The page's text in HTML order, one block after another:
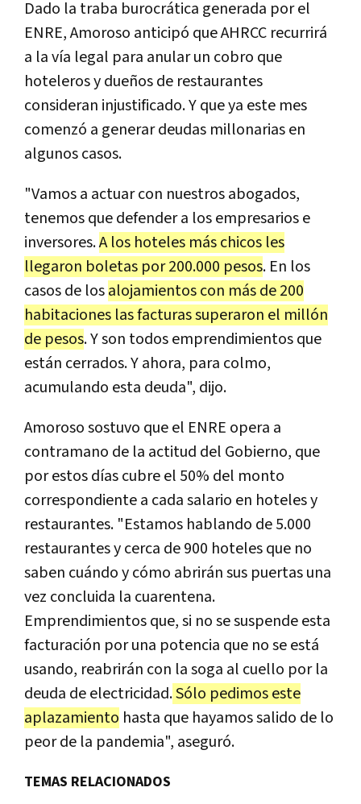
Dado la traba burocrática generada por el
ENRE, Amoroso anticipó que AHRCC recurrirá
a la vía legal para anular un cobro que
hoteleros y dueños de restaurantes
consideran injustificado. Y que ya este mes
comenzó a generar deudas millonarias en
algunos casos.
"Vamos a actuar con nuestros abogados,
tenemos que defender a los empresarios e
inversores.A los hoteles más chicos les
llegaron boletas por 200.000 pesos. En los
casos de losalojamientos con más de 200
habitaciones las facturas superaron el millón
de pesos. Y son todos emprendimientos que
están cerrados. Y ahora, para colmo,
acumulando esta deuda", dijo.
Amoroso sostuvo que el ENRE opera a
contramano de la actitud del Gobierno, que
por estos días cubre el 50% del monto
correspondiente a cada salario en hoteles y
restaurantes. "Estamos hablando de 5.000
restaurantes y cerca de 900 hoteles que no
saben cuándo y cómo abrirán sus puertas una
vez concluida la cuarentena.
Emprendimientos que, si no se suspende esta
facturación por una potencia que no se está
usando, reabrirán con la soga al cuello por la
deuda de electricidad.Sólo pedimos este
aplazamiento hasta que hayamos salido de lo
peor de la pandemia", aseguró.
TEMAS RELACIONADOS